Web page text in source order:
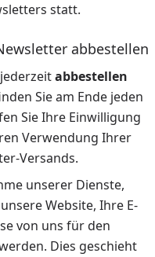
statt.
abbestellen
abbestellen
Sie am Ende jeden
Sie Ihre Einwilligung
Verwendung Ihrer
Versands.
unserer Dienste,
Website, Ihre E-
von uns für den
Dies geschieht